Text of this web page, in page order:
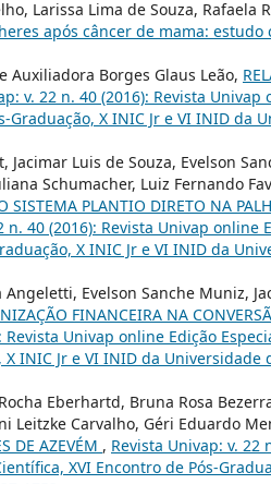
Larissa Lima de Souza, Rafaela
após câncer de mama:
Auxiliadora Borges Glaus Leão,
v. 22 n. 40 (2016): Revista
Graduação, X INIC Jr e VI INID da
Luis de Souza, Evelson
Schumacher, Luiz Fernando
SISTEMA PLANTIO DIRETO NA
n. 40 (2016): Revista Univap online
X INIC Jr e VI INID da
Evelson Sanche Muniz,
FINANCEIRA NA
Revista Univap online Edição
INIC Jr e VI INID da Universidade
Eberhartd, Bruna Rosa
Leitzke Carvalho, Géri Eduardo
DE AZEVÉM , Revista Univap: v. 22
XVI Encontro de Pós-